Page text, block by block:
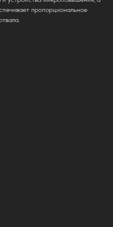
пропорциональное